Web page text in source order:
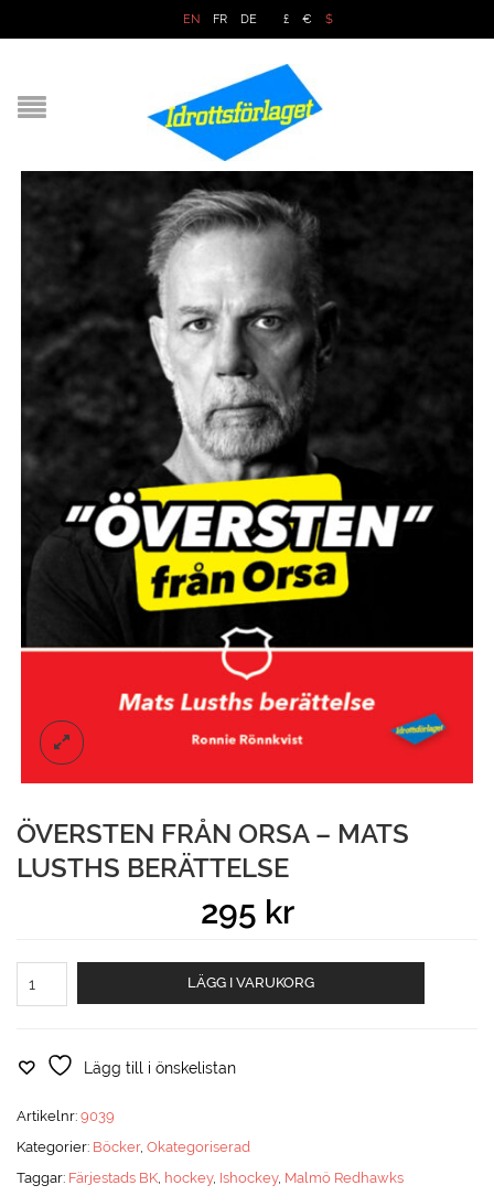
EN FR DE £ € $
ÖVERSTEN FRÅN ORSA – MATS
LUSTHS BERÄTTELSE
295 kr
från
Mats
mängd
LÄGG I VARUKORG
Lägg till i önskelistan
Artikelnr: 9039
Kategorier: Böcker, Okategoriserad
Taggar: Färjestads BK hockey, Ishockey, Malmö Redhawks